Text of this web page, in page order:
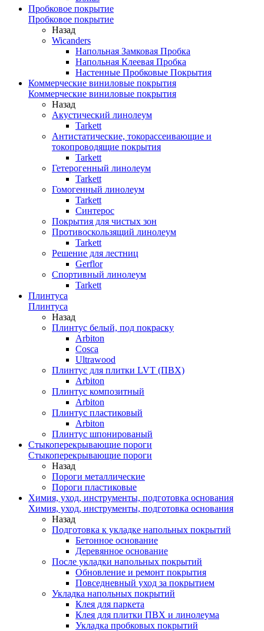
Пробковое покрытие
Пробковое покрытие
Назад
Wicanders
Напольная Замковая Пробка
Напольная Клеевая Пробка
Настенные Пробковые Покрытия
Коммерческие виниловые покрытия
Коммерческие виниловые покрытия
Назад
Акустический линолеум
Tarkett
Антистатические, токорассеивающие и
токопроводящие покрытия
Tarkett
Гетерогенный линолеум
Tarkett
Гомогенный линолеум
Tarkett
Синтерос
Покрытия для чистых зон
Противоскользящий линолеум
Tarkett
Решение для лестниц
Gerflor
Спортивный линолеум
Tarkett
Плинтуса
Плинтуса
Назад
Плинтус белый, под покраску
Arbiton
Cosca
Ultrawood
Плинтус для плитки LVT (ПВХ)
Arbiton
Плинтус композитный
Arbiton
Плинтус пластиковый
Arbiton
Плинтус шпонированый
Стыкоперекрывающие пороги
Стыкоперекрывающие пороги
Назад
Пороги металлические
Пороги пластиковые
Химия, уход, инструменты, подготовка основания
Химия, уход, инструменты, подготовка основания
Назад
Подготовка к укладке напольных покрытий
Бетонное основание
Деревянное основание
После укладки напольных покрытий
Обновление и ремонт покрытия
Повседневный уход за покрытием
Укладка напольных покрытий
Клея для паркета
Клея для плитки ПВХ и линолеума
Укладка пробковых покрытий